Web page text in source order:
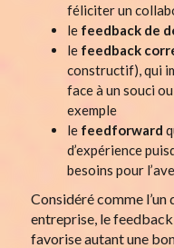
féliciter un
lefeedback de
le feedback
constructif), qui
face à un souci
exemple
le feedforward
d’expérience
besoins pour
Considéré comme l’un
entreprise, le
favorise autant une